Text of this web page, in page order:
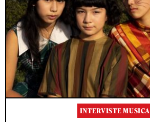
INTERVISTE MUSICA